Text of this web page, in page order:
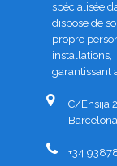
spécialisée
dispose de
propre
installations,
garantissant
C/Ensija
+34